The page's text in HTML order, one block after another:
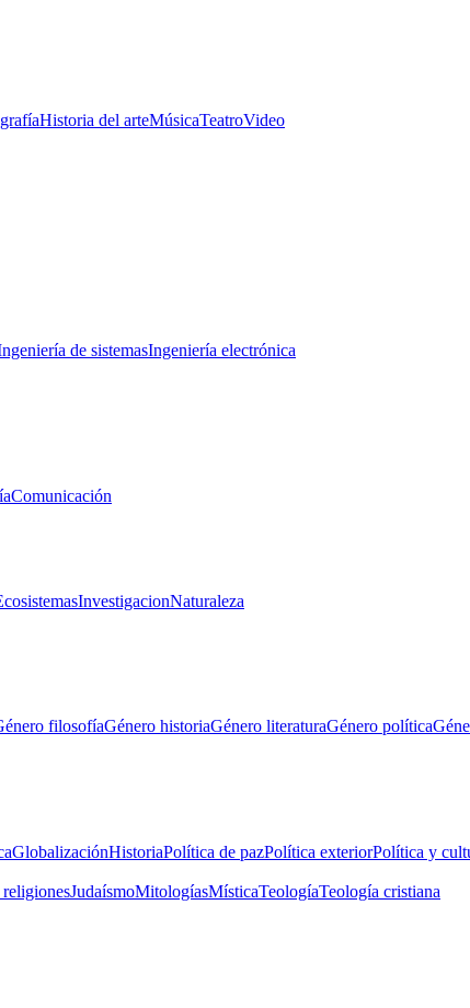
Historia del arteMúsicaTeatroVideo
de sistemasIngeniería electrónica
Comunicación
InvestigacionNaturaleza
filosofíaGénero historiaGénero literaturaGénero política
GlobalizaciónHistoriaPolítica de pazPolítica exteriorPolítica y
JudaísmoMitologíasMísticaTeologíaTeología cristiana